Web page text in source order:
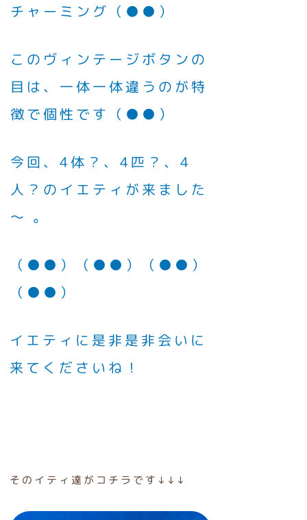
チャーミング（●●）
このヴィンテージボタンの
目は、一体一体違うのが特
徴で個性です（●●）
今回、4体？、4匹？、4
人？のイエティが来ました
～ 。
（●●）（●●）（●●）
（●●）
イエティに是非是非会いに
来てくださいね！
そのイティ達がコチラです↓↓↓